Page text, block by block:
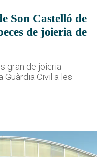
Son Castelló de
de joieria de
gran de joieria
Guàrdia Civil a les